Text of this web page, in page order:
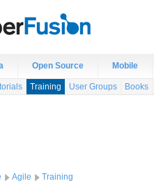
Open Source Mobile
Training User Groups Books
Agile Training